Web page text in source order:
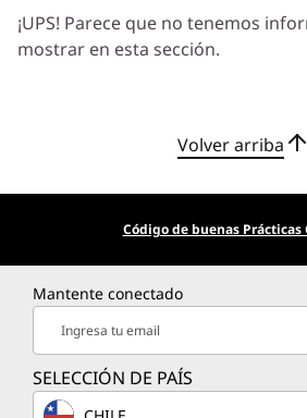
correcta para sus exclusivas
empresariales.
Servicios de
ayudaremos a simplificar la
Más información
Servicios de Asistencia
¡UPS! Parece que no tenemos
mostrar en esta sección.
Volver arriba
Código de buenas Prácticas
Mantente conectado
Ingresa tu email
SELECCIÓN DE PAÍS